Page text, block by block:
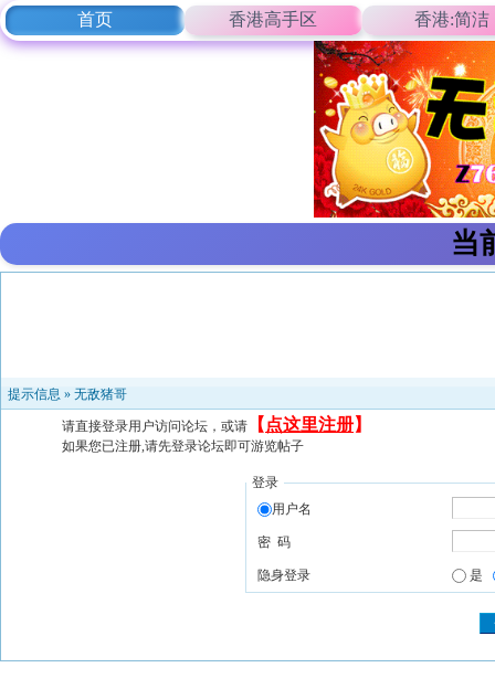
首页 香港高手区 香港:简洁
当
提示信息 » 无敌猪哥
请直接登录用户访问论坛，或请 【 点这里注册】
如果您已注册,请先登录论坛即可游览帖子
登录
用户名
密 码
隐身登录 是